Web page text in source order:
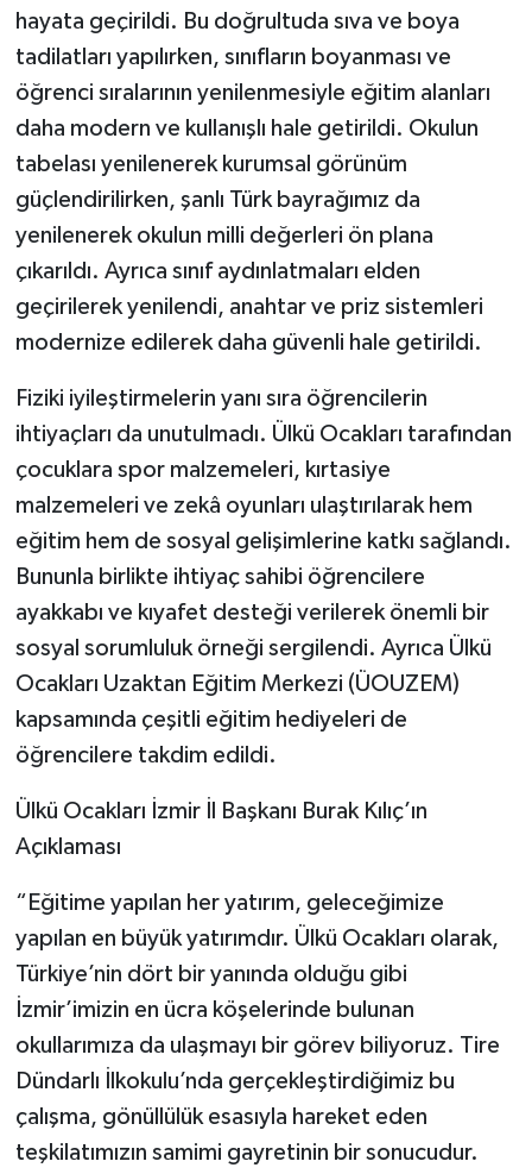
hayata geçirildi. Bu doğrultuda sıva ve boya
tadilatları yapılırken, sınıfların boyanması ve
öğrenci sıralarının yenilenmesiyle eğitim alanları
daha modern ve kullanışlı hale getirildi. Okulun
tabelası yenilenerek kurumsal görünüm
güçlendirilirken, şanlı Türk bayrağımız da
yenilenerek okulun milli değerleri ön plana
çıkarıldı. Ayrıca sınıf aydınlatmaları elden
geçirilerek yenilendi, anahtar ve priz sistemleri
modernize edilerek daha güvenli hale getirildi.
Fiziki iyileştirmelerin yanı sıra öğrencilerin
ihtiyaçları da unutulmadı. Ülkü Ocakları tarafından
çocuklara spor malzemeleri, kırtasiye
malzemeleri ve zekâ oyunları ulaştırılarak hem
eğitim hem de sosyal gelişimlerine katkı sağlandı.
Bununla birlikte ihtiyaç sahibi öğrencilere
ayakkabı ve kıyafet desteği verilerek önemli bir
sosyal sorumluluk örneği sergilendi. Ayrıca Ülkü
Ocakları Uzaktan Eğitim Merkezi (ÜOUZEM)
kapsamında çeşitli eğitim hediyeleri de
öğrencilere takdim edildi.
Ülkü Ocakları İzmir İl Başkanı Burak Kılıç’ın
Açıklaması
“Eğitime yapılan her yatırım, geleceğimize
yapılan en büyük yatırımdır. Ülkü Ocakları olarak,
Türkiye’nin dört bir yanında olduğu gibi
İzmir’imizin en ücra köşelerinde bulunan
okullarımıza da ulaşmayı bir görev biliyoruz. Tire
Dündarlı İlkokulu’nda gerçekleştirdiğimiz bu
çalışma, gönüllülük esasıyla hareket eden
teşkilatımızın samimi gayretinin bir sonucudur.